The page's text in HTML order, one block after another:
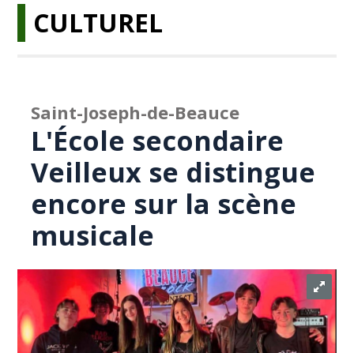
CULTUREL
Saint-Joseph-de-Beauce
L'École secondaire
Veilleux se distingue
encore sur la scène
musicale